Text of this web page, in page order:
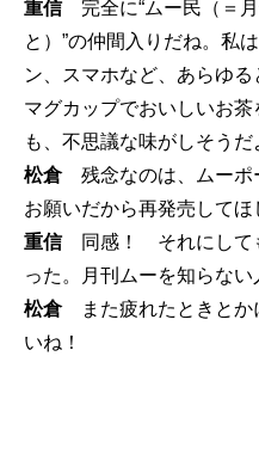
重信完全に“ムー民（＝月
と）”の仲間入りだね。私
ン、スマホなど、あらゆる
マグカップでおいしいお
も、不思議な味がしそうだ
松倉残念なのは、ムーポ
お願いだから再発売してほ
重信同感！ それにして
った。月刊ムーを知らない
松倉また疲れたときとか
いね！